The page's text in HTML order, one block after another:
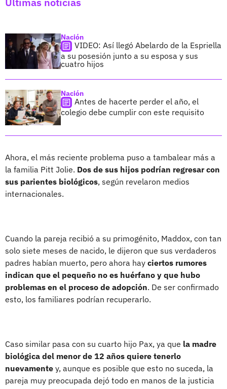
Nación
VIDEO: Así llegó Abelardo de la Espriella
a su posesión junto a su esposa y sus
cuatro hijos
Nación
Antes de hacerte perder el año, el
colegio debe cumplir con este requisito
Ahora, el más reciente problema puso a tambalear más a
la familia Pitt Jolie. Dos de sus hijos podrían regresar con
sus parientes biológicos, según revelaron medios
internacionales.
Cuando la pareja recibió a su primogénito, Maddox, con tan
solo siete meses de nacido, le dijeron que sus verdaderos
padres habían muerto, pero ahora hay ciertos rumores
indican que el pequeño no es huérfano y que hubo
problemas en el proceso de adopción. De ser confirmado
esto, los familiares podrían recuperarlo.
Caso similar pasa con su cuarto hijo Pax, ya que la madre
biológica del menor de 12 años quiere tenerlo
nuevamente y, aunque es posible que esto no suceda, la
pareja muy preocupada dejó todo en manos de la justicia